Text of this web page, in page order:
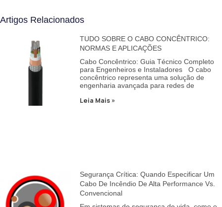
Artigos Relacionados
TUDO SOBRE O CABO CONCÊNTRICO:
NORMAS E APLICAÇÕES
Cabo Concêntrico: Guia Técnico Completo
para Engenheiros e Instaladores O cabo
concêntrico representa uma solução de
engenharia avançada para redes de
Leia Mais »
Segurança Crítica: Quando Especificar Um
Cabo De Incêndio De Alta Performance Vs.
Convencional